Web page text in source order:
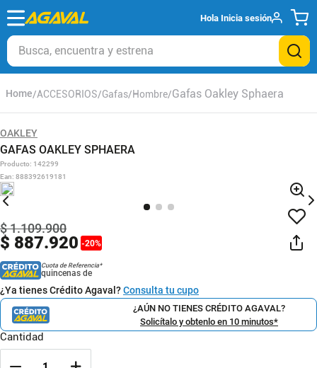
Hola Inicia sesión
Busca, encuentra y estrena
ACCESORIOS Gafas Hombre Gafas Oakley Sphaera
OAKLEY
GAFAS OAKLEY SPHAERA
Producto: 142299
Ean: 888392619181
$ 887.920 -20%
$1.109.900
Cuota de Referencia*
quincenas de
¿Ya tienes Crédito Agaval?Consulta tu cupo
¿AÚN NO TIENES CRÉDITO AGAVAL?
Solicítalo y obtenlo en 10 minutos*
Cantidad